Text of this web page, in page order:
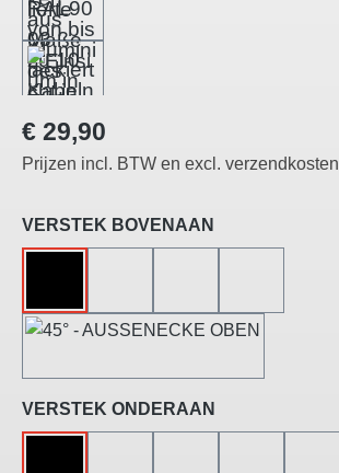
Normale prijs:
€ 29,90
Prijzen incl. BTW en excl. verzendkosten
Selecteer
VERSTEK BOVENAAN
Selecteer
VERSTEK ONDERAAN